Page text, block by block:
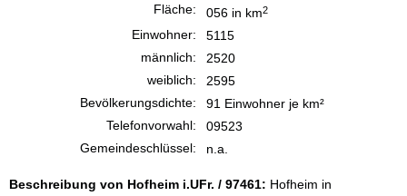
Fläche:
056 in km2
Einwohner:
5115
männlich:
2520
weiblich:
2595
Bevölkerungsdichte:
91 Einwohner je km²
Telefonvorwahl:
09523
Gemeindeschlüssel:
n.a.
Beschreibung von Hofheim i.UFr. / 97461: Hofheim in